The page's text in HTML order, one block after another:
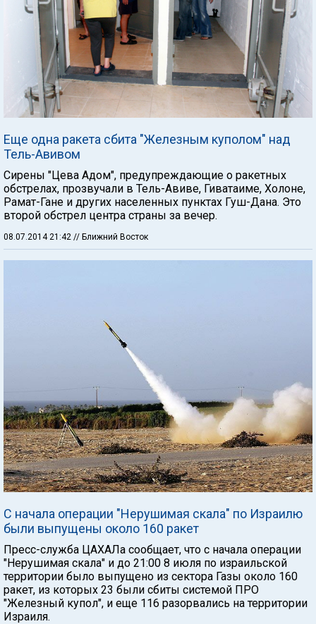
Еще одна ракета сбита "Железным куполом" над
Тель-Авивом
Сирены "Цева Адом", предупреждающие о ракетных
обстрелах, прозвучали в Тель-Авиве, Гиватаиме, Холоне,
Рамат-Гане и других населенных пунктах Гуш-Дана. Это
второй обстрел центра страны за вечер.
08.07.2014 21:42 // Ближний Восток
С начала операции "Нерушимая скала" по Израилю
были выпущены около 160 ракет
Пресс-служба ЦАХАЛа сообщает, что с начала операции
"Нерушимая скала" и до 21:00 8 июля по израильской
территории было выпущено из сектора Газы около 160
ракет, из которых 23 были сбиты системой ПРО
"Железный купол", и еще 116 разорвались на территории
Израиля.